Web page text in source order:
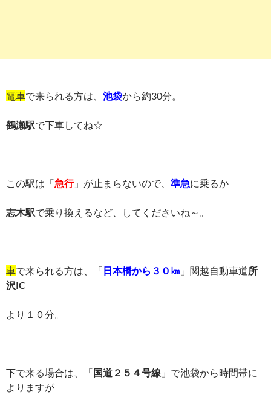
電車で来られる方は、 池袋から約30分。
鶴瀬駅で下車してね☆
この駅は「急行」が止まらないので、 準急に乗るか
志木駅で乗り換えるなど、してくださいね～。
車で来られる方は、「日本橋から３０㎞ 」関越自動車道所
沢IC
より１０分。
下で来る場合は、「国道２５４号線 」で池袋から時間帯に
よりますが